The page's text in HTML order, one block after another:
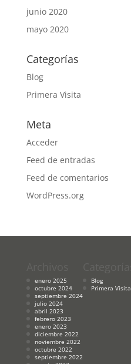
junio 2020
mayo 2020
Categorías
Blog
Primera Visita
Meta
Acceder
Feed de entradas
Feed de comentarios
WordPress.org
enero 2025
octubre 2024
septiembre 2024
julio 2024
abril 2023
febrero 2023
enero 2023
diciembre 2022
noviembre 2022
octubre 2022
septiembre 2022
Blog
Primera Visita